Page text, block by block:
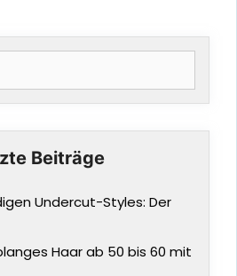
Beiträge
Undercut-Styles: Der
Haar ab 50 bis 60 mit